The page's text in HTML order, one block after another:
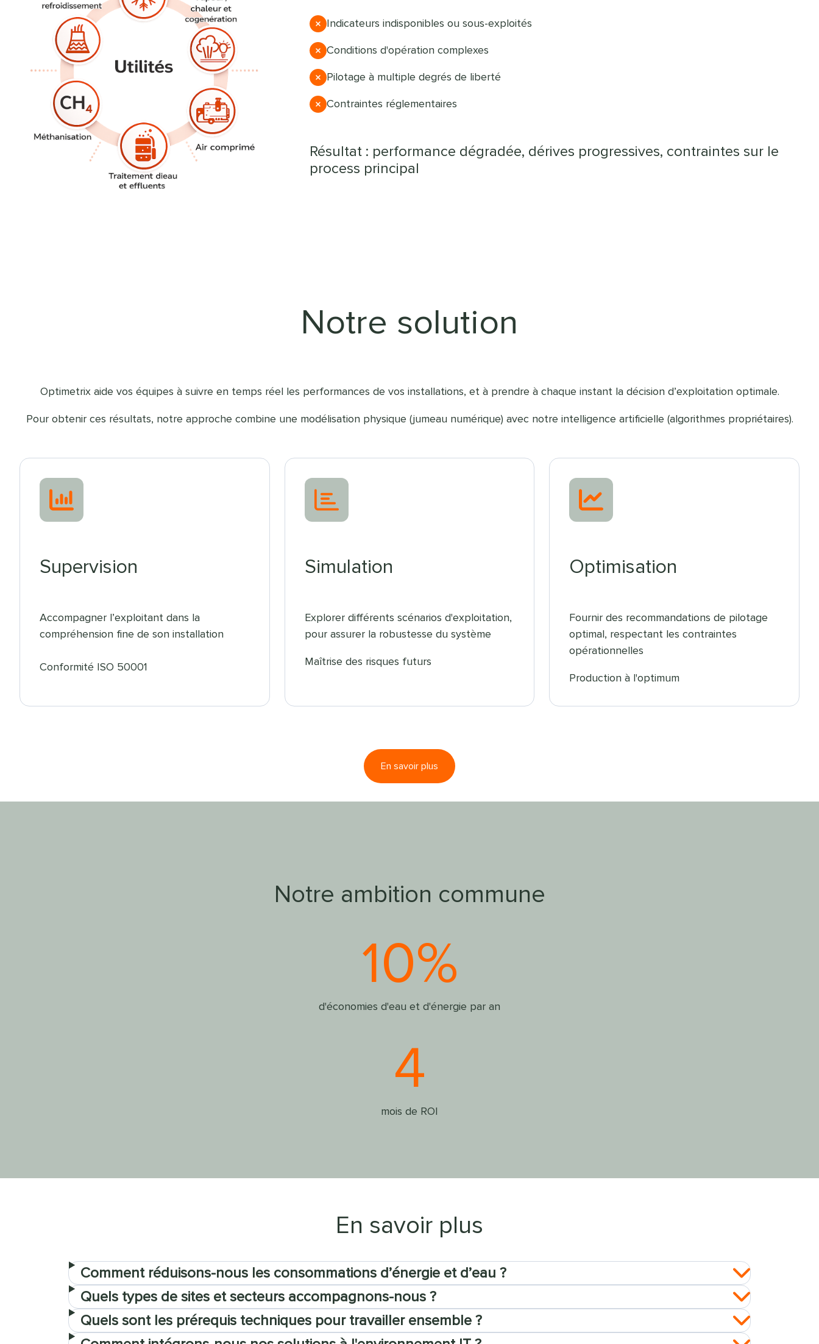
Indicateurs indisponibles ou sous-exploités
Conditions d'opération complexes
Pilotage à multiple degrés de liberté
Contraintes réglementaires
Résultat : performance dégradée, dérives progressives, contraintes sur le
process principal
Notre solution
Optimetrix aide vos équipes à suivre en temps réel les performances de vos installations, et à prendre à chaque instant la décision d’exploitation optimale.
Pour obtenir ces résultats, notre approche combine une modélisation physique (jumeau numérique) avec notre intelligence artificielle (algorithmes propriétaires).
Supervision
Accompagner l’exploitant dans la
compréhension fine de son installation
Conformité ISO 50001
Simulation
Explorer différents scénarios d'exploitation,
pour assurer la robustesse du système
Maîtrise des risques futurs
Optimisation
Fournir des recommandations de pilotage
optimal, respectant les contraintes
opérationnelles
Production à l'optimum
En savoir plus
Notre ambition commune
10%
d'économies d'eau et d'énergie par an
4
mois de ROI
En savoir plus
Comment réduisons-nous les consommations d’énergie et d’eau ?
Quels types de sites et secteurs accompagnons-nous ?
Quels sont les prérequis techniques pour travailler ensemble ?